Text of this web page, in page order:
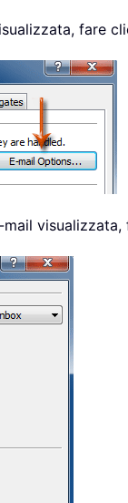
fare